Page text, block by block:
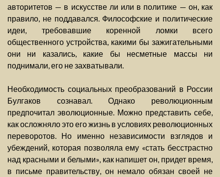
авторитетов — в искусстве ли или в политике — он, как
правило, не поддавался. Философские и политические
идеи, требовавшие коренной ломки всего
общественного устройства, какими бы зажигательными
они ни казались, какие бы несметные массы ни
поднимали, его не захватывали.
Необходимость социальных преобразований в России
Булгаков сознавал. Однако революционным
предпочитал эволюционные. Можно представить себе,
как осложняло это его жизнь в условиях революционных
переворотов. Но именно независимости взглядов и
убеждений, которая позволяла ему «стать бесстрастно
над красными и белыми», как напишет он, придет время,
в письме правительству, он немало обязан своей не